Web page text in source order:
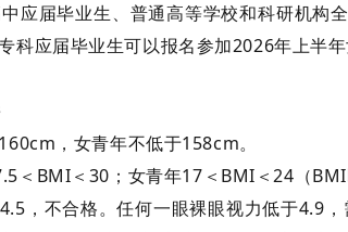
应届毕业生、普通高等学校和科研机构
科应届毕业生可以报名参加2026年上半
160cm，女青年不低于158cm。
＜BMI＜30；女青年17＜BMI＜24（
4.5，不合格。任何一眼裸眼视力低于4.9